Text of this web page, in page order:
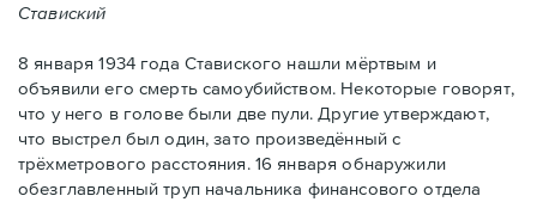
Ставиский
8 января 1934 года Ставиского нашли мёртвым и
объявили его смерть самоубийством. Некоторые говорят,
что у него в голове были две пули. Другие утверждают,
что выстрел был один, зато произведённый с
трёхметровoго расстояния. 16 января обнаружили
обезглавленный труп начальника финансового отдела